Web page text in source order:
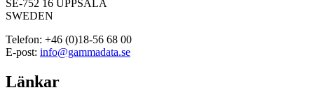
SE-752 16 UPPSALA
SWEDEN
Telefon: +46 (0)18-56 68 00
E-post: info@gammadata.se
Länkar